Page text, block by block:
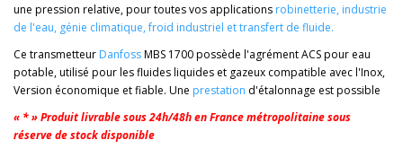
une pression relative, pour toutes vos applications robinetterie, industrie
de l'eau, génie climatique,froid industriel ettransfert de fluide.
Ce transmetteur DanfossMBS 1700 possède l'agrément ACS pour eau
potable, utilisé pour les fluides liquides et gazeux compatible avec l'Inox,
Version économique et fiable. Une prestation d'étalonnage est possible
« * » Produit livrable sous 24h/48h en France métropolitaine sous
réserve de stock disponible